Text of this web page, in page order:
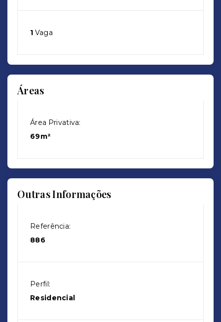
1 Vaga
Áreas
Área Privativa:
69m²
Outras Informações
Referência:
886
Perfil:
Residencial